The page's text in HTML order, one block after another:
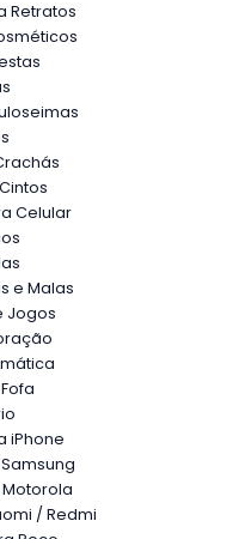
Retratos
Celular
e Malas
Jogos
iPhone
/ Redmi